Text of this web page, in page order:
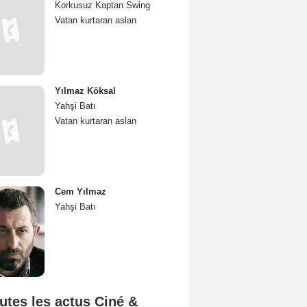
Korkusuz Kaptan Swing
Vatan kurtaran aslan
Yılmaz Köksal
Yahşi Batı
Vatan kurtaran aslan
Cem Yılmaz
Yahşi Batı
les actus Ciné &